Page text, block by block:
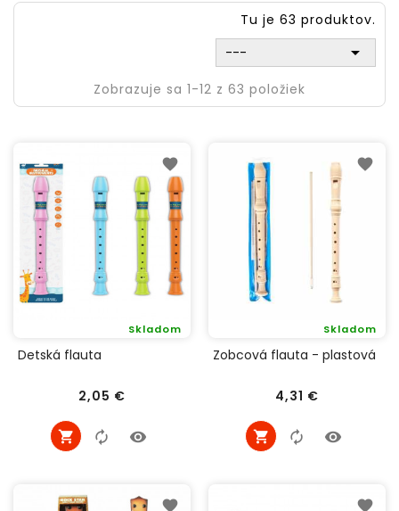
Tu je 63 produktov.
---

Zobrazuje sa 1-12 z 63 položiek
Detská flauta
2,05 €
Skladom
Zobcová flauta - plastová
4,31 €
Skladom